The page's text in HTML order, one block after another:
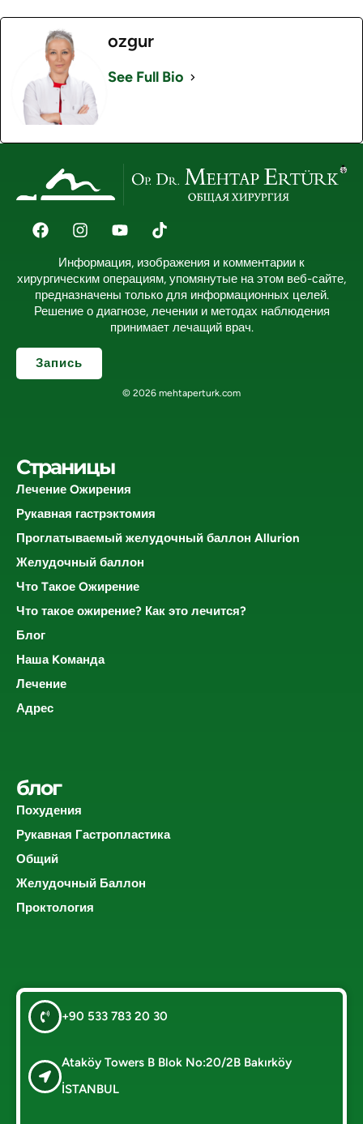
ozgur
See Full Bio
Информация, изображения и комментарии к
хирургическим операциям, упомянутые на этом веб-сайте,
предназначены только для информационных целей.
Решение о диагнозе, лечении и методах наблюдения
принимает лечащий врач.
Запись
© 2026 mehtaperturk.com
Страницы
Лечение Oжирения
Рукавная гастрэктомия
Проглатываемый желудочный баллон Allurion
Желудочный баллон
Что Tакое Oжирение
Что такое ожирение? Как это лечится?
Блог
Наша Kоманда
Лечение
Адрес
блог
Похудения
Рукавная Гастропластика
Общий
Желудочный Баллон
Проктология
+90 533 783 20 30
Ataköy Towers B Blok No:20/2B Bakırköy
İSTANBUL